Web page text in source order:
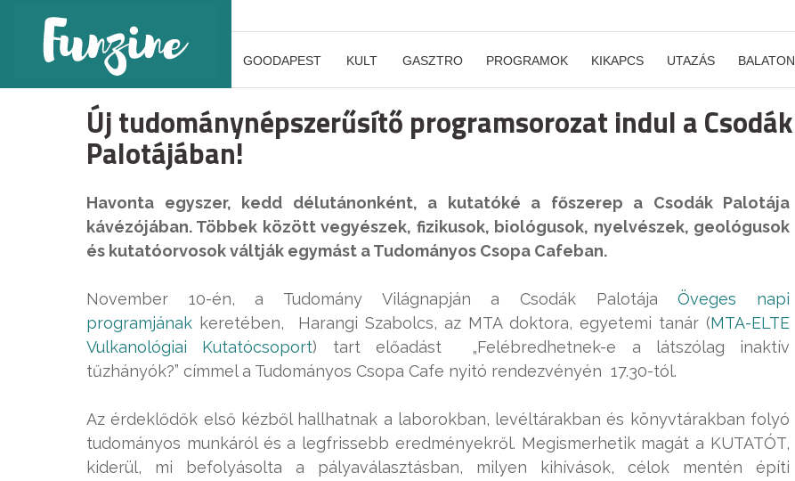
GOODAPEST KULT GASZTRO PROGRAMOK KIKAPCS UTAZÁS BALATON
Új tudománynépszerűsítő programsorozat indul a Csodák
Palotájában!
Havonta egyszer, kedd délutánonként, a kutatóké a főszerep a Csodák Palotája
kávézójában. Többek között vegyészek, fizikusok, biológusok, nyelvészek, geológusok
és kutatóorvosok váltják egymást a Tudományos Csopa Cafeban.
November 10-én, a Tudomány Világnapján a Csodák PalotájaÖveges napi
programjának keretében, Harangi Szabolcs, az MTA doktora, egyetemi tanár (MTA-ELTE
Vulkanológiai Kutatócsoport) tart előadást „Felébredhetnek-e a látszólag inaktív
tűzhányók?” címmel a Tudományos Csopa Cafe nyitó rendezvényén 17.30-tól.
Az érdeklődők első kézből hallhatnak a laborokban, levéltárakban és könyvtárakban folyó
tudományos munkáról és a legfrissebb eredményekről. Megismerhetik magát a KUTATÓT,
kiderül, mi befolyásolta a pályaválasztásban, milyen kihívások, célok mentén építi